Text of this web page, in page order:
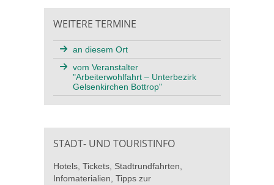
WEITERE TERMINE
an diesem Ort
vom Veranstalter
"Arbeiterwohlfahrt – Unterbezirk
Gelsenkirchen Bottrop"
STADT- UND TOURISTINFO
Hotels, Tickets, Stadtrundfahrten,
Infomaterialien, Tipps zur